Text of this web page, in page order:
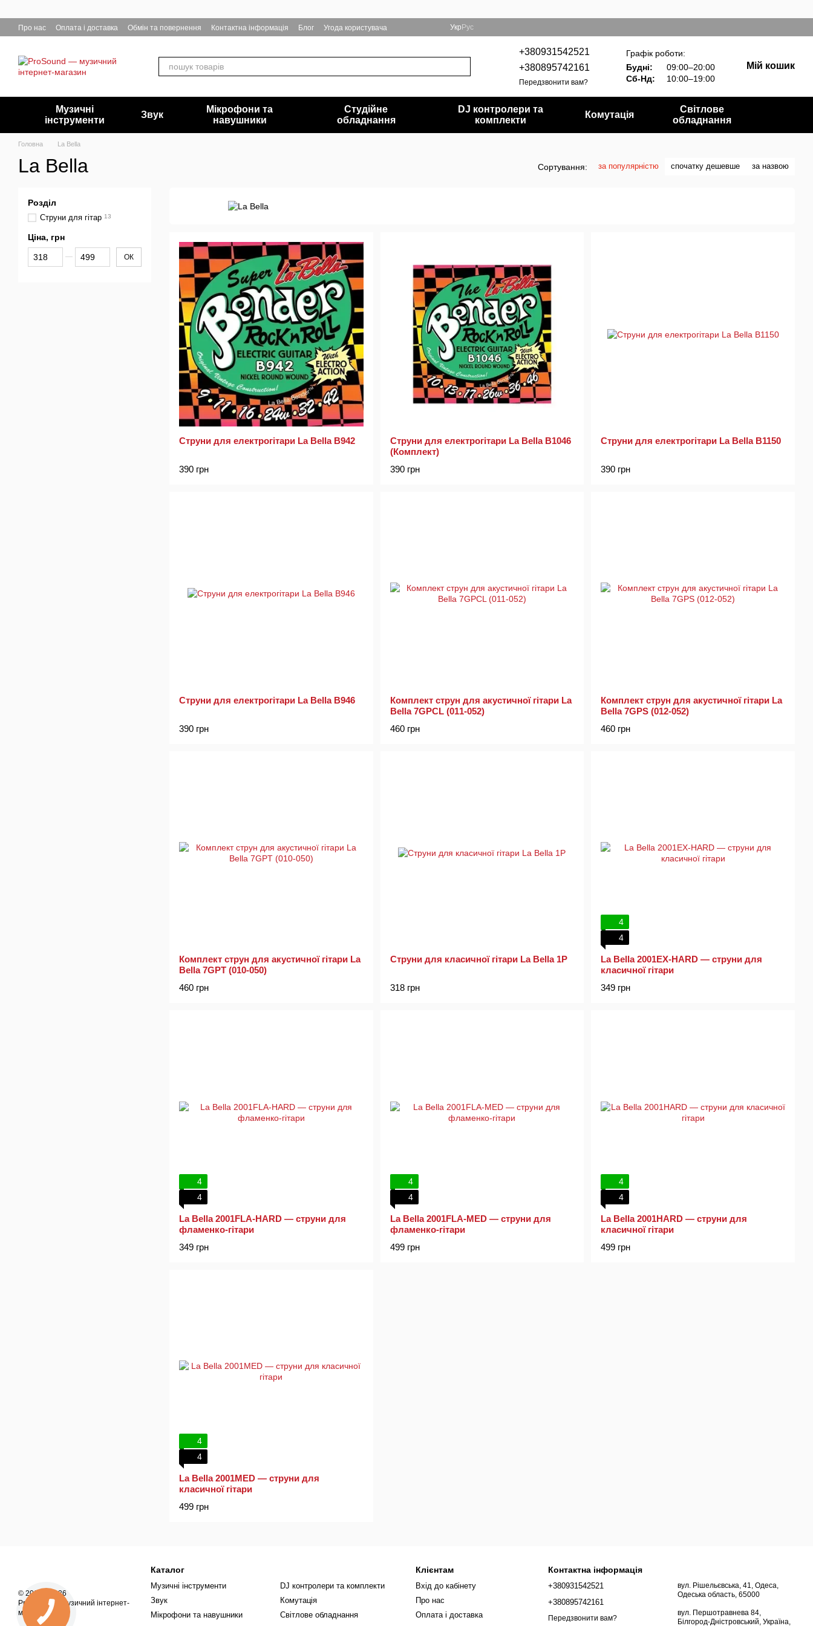
Про нас Оплата і доставка Обмін та повернення Контактна інформація Блог Угода користувача Укр Рус
+380931542521
+380895742161
Передзвонити вам?
Графік роботи:
Будні:
09:00–20:00
Сб-Нд:
10:00–19:00
Мій кошик
Музичні
інструменти
Звук
Мікрофони та
навушники
Студійне
обладнання
DJ контролери та
комплекти
Комутація
Світлове
обладнання
Головна La Bella
La Bella Сортування: за популярністю спочатку дешевше за назвою
Струни для електрогітари La Bella B942
390 грн
Струни для електрогітари La Bella B1046
(Комплект)
390 грн
Струни для електрогітари La Bella B1150
390 грн
Струни для електрогітари La Bella B946
390 грн
Комплект струн для акустичної гітари La
Bella 7GPCL (011-052)
460 грн
Комплект струн для акустичної гітари La
Bella 7GPS (012-052)
460 грн
Комплект струн для акустичної гітари La
Bella 7GPT (010-050)
460 грн
Струни для класичної гітари La Bella 1P
318 грн
4
4
La Bella 2001EX-HARD — струни для
класичної гітари
349 грн
4
4
La Bella 2001FLA-HARD — струни для
фламенко-гітари
349 грн
4
4
La Bella 2001FLA-MED — струни для
фламенко-гітари
499 грн
4
4
La Bella 2001HARD — струни для
класичної гітари
499 грн
4
4
La Bella 2001MED — струни для
класичної гітари
499 грн
Розділ
Струни для гітар 13
Ціна, грн
Від Ціна, грн
До Ціна, грн ОК
© 2018—2026
ProSound — музичний інтернет-
магазин
Каталог
Музичні інструменти
Звук
Мікрофони та навушники
DJ контролери та комплекти
Комутація
Світлове обладнання
Клієнтам
Вхід до кабінету
Про нас
Оплата і доставка
Контактна інформація
+380931542521
+380895742161
Передзвонити вам?
вул. Рішельєвська, 41, Одеса,
Одеська область, 65000
вул. Першотравнева 84,
Білгород-Дністровський, Україна,